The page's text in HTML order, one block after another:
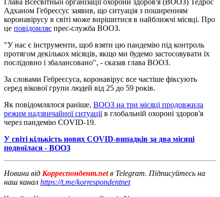
Адханом Гебреєсус заявив, що ситуація з поширенням
коронавірусу в світі може вирішитися в найближчі місяці. Про
це повідомляє прес-служба ВООЗ.
"У нас є інструменти, щоб взяти цю пандемію під контроль
протягом декількох місяців, якщо ми будемо застосовувати їх
послідовно і збалансовано", - сказав глава ВООЗ.
За словами Гебреєсуса, коронавірус все частіше фіксують
серед вікової групи людей від 25 до 59 років.
Як повідомлялося раніше, ВООЗ на три місяці продовжила
режим надзвичайної ситуаціїв глобальній охороні здоров'я
через пандемію COVID-19.
У світі кількість нових COVID-випадків за два місяці
подвоїлася - ВООЗ
Новини від Корреспондент.netв Telegram. Підписуйтесь на
наш канал https://t.me/korrespondentnet